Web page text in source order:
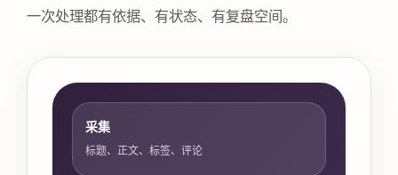
一次处理都有依据、有状态、有复盘空间。
采集
标题、正文、标签、评论